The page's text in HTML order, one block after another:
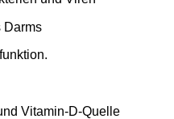
Darms
Vitamin-D-Quelle